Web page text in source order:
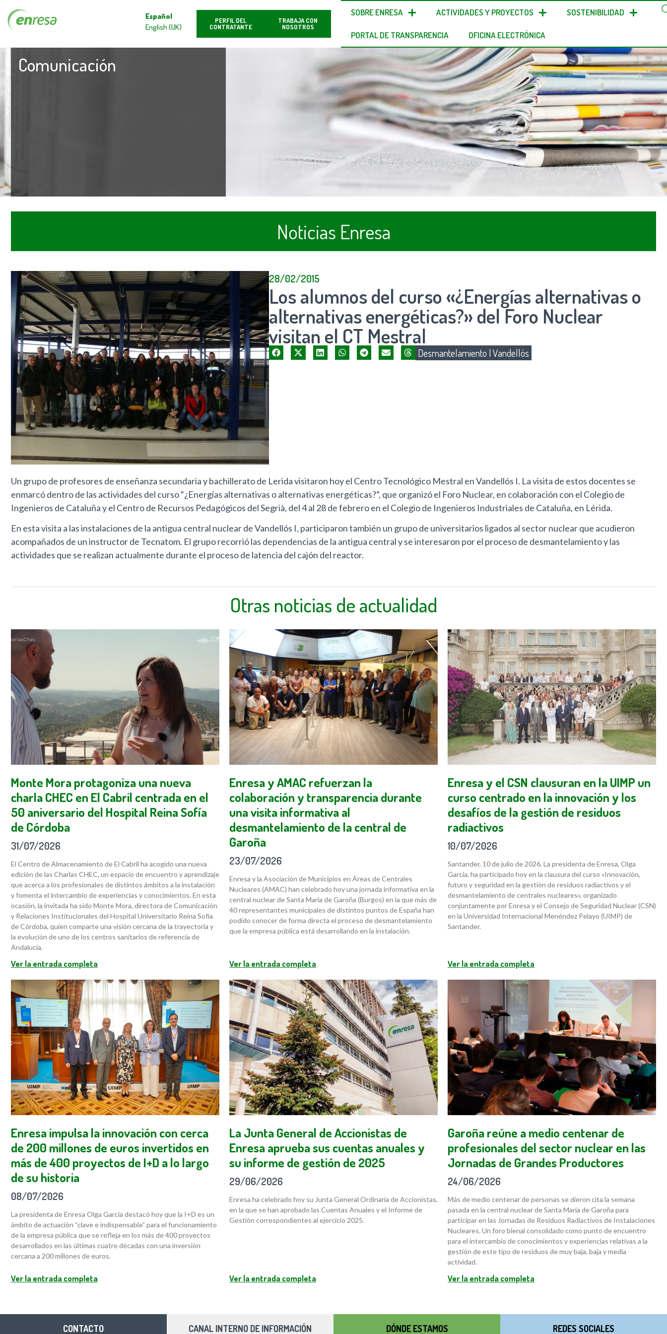
Español
English (UK)
PERFIL DEL
CONTRATANTE
TRABAJA CON
NOSOTROS
SOBRE ENRESA ACTIVIDADES Y PROYECTOS SOSTENIBILIDAD
PORTAL DE TRANSPARENCIA OFICINA ELECTRÓNICA
Comunicación
Noticias Enresa
28/02/2015
Los alumnos del curso «¿Energías alternativas o
alternativas energéticas?» del Foro Nuclear
visitan el CT Mestral
Desmantelamiento |Vandellós
Un grupo de profesores de enseñanza secundaria y bachillerato de Lerida visitaron hoy el Centro Tecnológico Mestral en Vandellós I. La visita de estos docentes se
enmarcó dentro de las actividades del curso “¿Energías alternativas o alternativas energéticas?”, que organizó el Foro Nuclear, en colaboración con el Colegio de
Ingenieros de Cataluña y el Centro de Recursos Pedagógicos del Segrià, del 4 al 28 de febrero en el Colegio de Ingenieros Industriales de Cataluña, en Lérida.
En esta visita a las instalaciones de la antigua central nuclear de Vandellós I, participaron también un grupo de universitarios ligados al sector nuclear que acudieron
acompañados de un instructor de Tecnatom. El grupo recorrió las dependencias de la antigua central y se interesaron por el proceso de desmantelamiento y las
actividades que se realizan actualmente durante el proceso de latencia del cajón del reactor.
Otras noticias de actualidad
Monte Mora protagoniza una nueva
charla CHEC en El Cabril centrada en el
50 aniversario del Hospital Reina Sofía
de Córdoba
31/07/2026
El Centro de Almacenamiento de El Cabril ha acogido una nueva
edición de las Charlas CHEC, un espacio de encuentro y aprendizaje
que acerca a los profesionales de distintos ámbitos a la instalación
y fomenta el intercambio de experiencias y conocimientos. En esta
ocasión, la invitada ha sido Monte Mora, directora de Comunicación
y Relaciones Institucionales del Hospital Universitario Reina Sofía
de Córdoba, quien comparte una visión cercana de la trayectoria y
la evolución de uno de los centros sanitarios de referencia de
Andalucía.
Ver la entrada completa
Enresa y AMAC refuerzan la
colaboración y transparencia durante
una visita informativa al
desmantelamiento de la central de
Garoña
23/07/2026
Enresa y la Asociación de Municipios en Áreas de Centrales
Nucleares (AMAC) han celebrado hoy una jornada informativa en la
central nuclear de Santa María de Garoña (Burgos) en la que más de
40 representantes municipales de distintos puntos de España han
podido conocer de forma directa el proceso de desmantelamiento
que la empresa pública está desarrollando en la instalación.
Ver la entrada completa
Enresa y el CSN clausuran en la UIMP un
curso centrado en la innovación y los
desafíos de la gestión de residuos
radiactivos
10/07/2026
Santander, 10 de julio de 2026. La presidenta de Enresa, Olga
García, ha participado hoy en la clausura del curso «Innovación,
futuro y seguridad en la gestión de residuos radiactivos y el
desmantelamiento de centrales nucleares», organizado
conjuntamente por Enresa y el Consejo de Seguridad Nuclear (CSN)
en la Universidad Internacional Menéndez Pelayo (UIMP) de
Santander.
Ver la entrada completa
Enresa impulsa la innovación con cerca
de 200 millones de euros invertidos en
más de 400 proyectos de I+D a lo largo
de su historia
08/07/2026
La presidenta de Enresa Olga García destacó hoy que la I+D es un
ámbito de actuación “clave e indispensable” para el funcionamiento
de la empresa pública que se refleja en los más de 400 proyectos
desarrollados en las últimas cuatro décadas con una inversión
cercana a 200 millones de euros.
Ver la entrada completa
La Junta General de Accionistas de
Enresa aprueba sus cuentas anuales y
su informe de gestión de 2025
29/06/2026
Enresa ha celebrado hoy su Junta General Ordinaria de Accionistas,
en la que se han aprobado las Cuentas Anuales y el Informe de
Gestión correspondientes al ejercicio 2025.
Ver la entrada completa
Garoña reúne a medio centenar de
profesionales del sector nuclear en las
Jornadas de Grandes Productores
24/06/2026
Más de medio centenar de personas se dieron cita la semana
pasada en la central nuclear de Santa María de Garoña para
participar en las Jornadas de Residuos Radiactivos de Instalaciones
Nucleares. Un foro bienal consolidado como punto de encuentro
para el intercambio de conocimientos y experiencias relativas a la
gestión de este tipo de residuos de muy baja, baja y media
actividad.
Ver la entrada completa
CONTACTO CANAL INTERNO DE INFORMACIÓN DÓNDE ESTAMOS REDES SOCIALES